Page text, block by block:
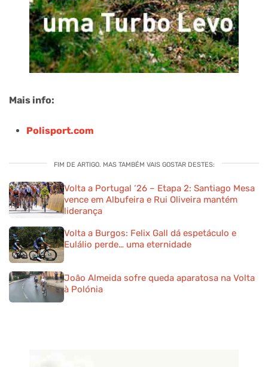
Mais info:
Polisport.com
FIM DE ARTIGO. MAS TAMBÉM VAIS GOSTAR DESTES:
Volta a Portugal ‘26 – Etapa 2: Santiago Mesa
vence em Albufeira e Rui Oliveira mantém
liderança
Volta a Burgos: Felix Gall dá espetáculo e
Eulálio perde… uma eternidade
João Almeida sofre queda aparatosa na Volta
à Polónia